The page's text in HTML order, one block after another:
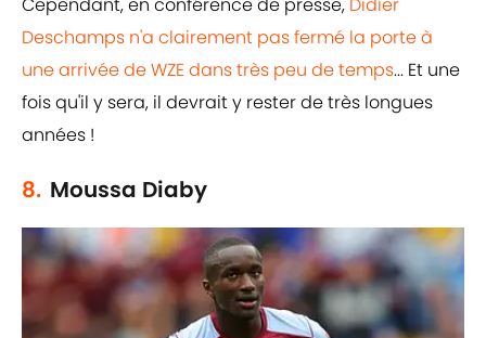
Deschamps n'a clairement pas fermé la porte à
une arrivée de WZE dans très peu de temps... Et une
fois qu'il y sera, il devrait y rester de très longues
années !
8. Moussa Diaby